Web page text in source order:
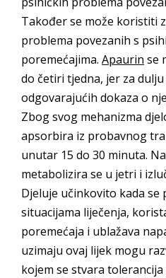
Također se može koristiti
problema povezanih s
poremećajima. Apaurin se
do četiri tjedna, jer za
odgovarajućih dokaza o
Zbog svog mehanizma
apsorbira iz probavnog
unutar 15 do 30 minuta.
metabolizira se u jetri i
Djeluje učinkovito kada
situacijama liječenja,
poremećaja i ublažava
uzimaju ovaj lijek mogu
kojem se stvara